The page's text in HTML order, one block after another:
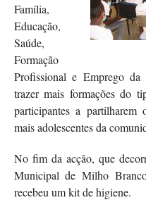
Família,
Educação,
Saúde,
Formação
Profissional e Emprego
trazer mais formações do
participantes a partilharem
mais adolescentes da
No fim da acção, que
Municipal de Milho
recebeu um kit de higiene.